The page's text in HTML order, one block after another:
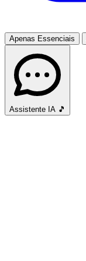
Apenas Essenciais
Assistente IA 🎵